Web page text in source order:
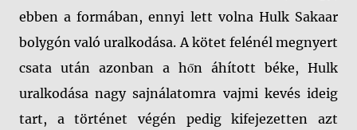
ebben a formában, ennyi lett volna Hulk Sakaar
bolygón való uralkodása. A kötet felénél megnyert
csata után azonban a hőn áhított béke, Hulk
uralkodása nagy sajnálatomra vajmi kevés ideig
tart, a történet végén pedig kifejezetten azt